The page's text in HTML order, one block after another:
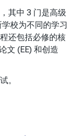
其中 3 门是高级
校为不同的学习
还包括必修的核
文 (EE) 和创造
。